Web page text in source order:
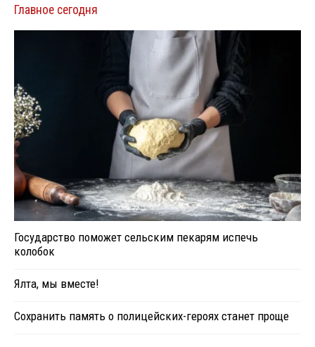
Главное сегодня
Государство поможет сельским пекарям испечь
колобок
Ялта, мы вместе!
Сохранить память о полицейских-героях станет проще